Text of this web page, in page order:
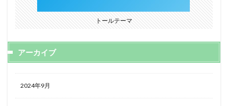
トールテーマ
アーカイブ
2024年9月